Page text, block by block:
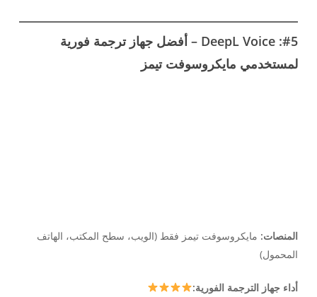
#5: DeepL Voice – أفضل جهاز ترجمة فورية
لمستخدمي مايكروسوفت تيمز
المنصات: مايكروسوفت تيمز فقط (الويب، سطح المكتب، الهاتف
المحمول)
أداء جهاز الترجمة الفورية: